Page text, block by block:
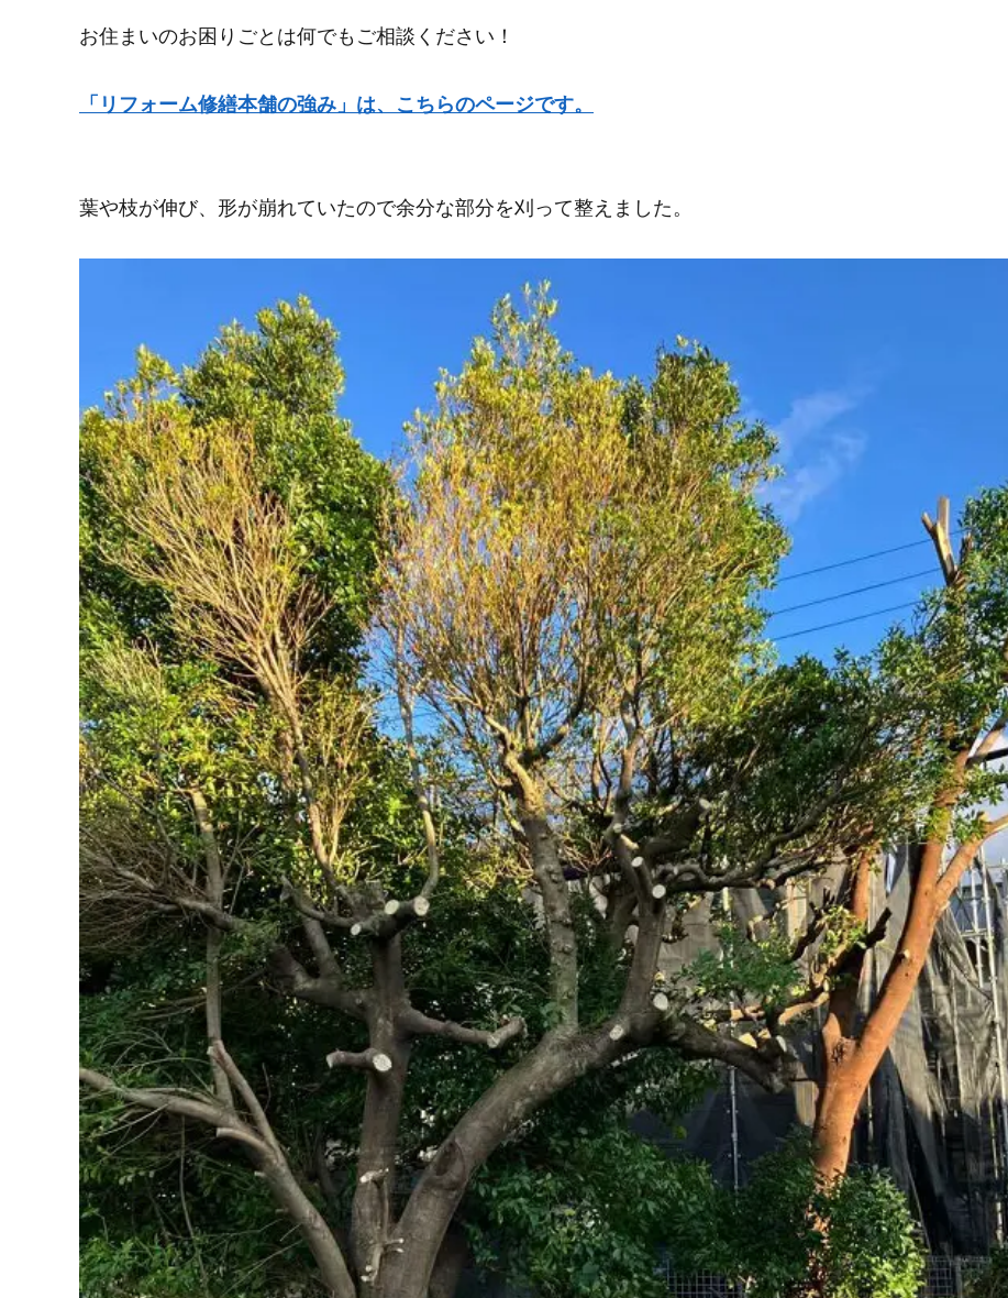
お住まいのお困りごとは何でもご相談ください！
「リフォーム修繕本舗の強み」は、こちらのページです。
葉や枝が伸び、形が崩れていたので余分な部分を刈って整えました。